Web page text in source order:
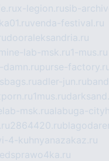
x-legion.rusib-
venda-festival.ru
dooraleksandria.ru
mine-lab-msk.ru1-mus.ru
damn.rupurse-
adler-jun.ru
1mus.ru
msk.rualabuga-
2864420.ru
4-kuhnyanazakaz.ru